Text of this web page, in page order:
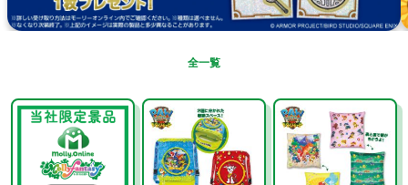
全一覧